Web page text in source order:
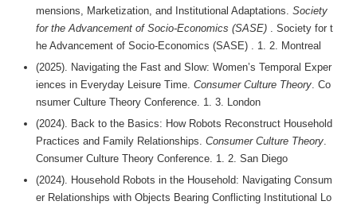
mensions, Marketization, and Institutional Adaptations. Society
for the Advancement of Socio-Economics (SASE) . Society for t
he Advancement of Socio-Economics (SASE) . 1. 2. Montreal
(2025). Navigating the Fast and Slow: Women’s Temporal Exper
iences in Everyday Leisure Time. Consumer Culture Theory. Co
nsumer Culture Theory Conference. 1. 3. London
(2024). Back to the Basics: How Robots Reconstruct Household
Practices and Family Relationships. Consumer Culture Theory.
Consumer Culture Theory Conference. 1. 2. San Diego
(2024). Household Robots in the Household: Navigating Consum
er Relationships with Objects Bearing Conflicting Institutional Lo